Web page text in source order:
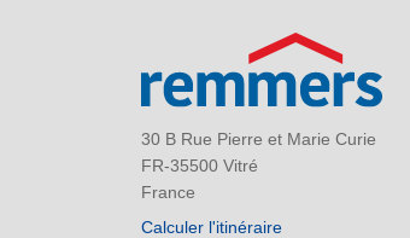
30 B Rue Pierre et Marie Curie
FR-35500 Vitré
France
Calculer l'itinéraire